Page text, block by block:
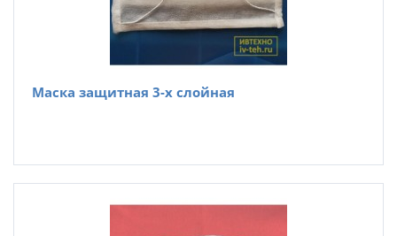
Маска защитная 3-х слойная